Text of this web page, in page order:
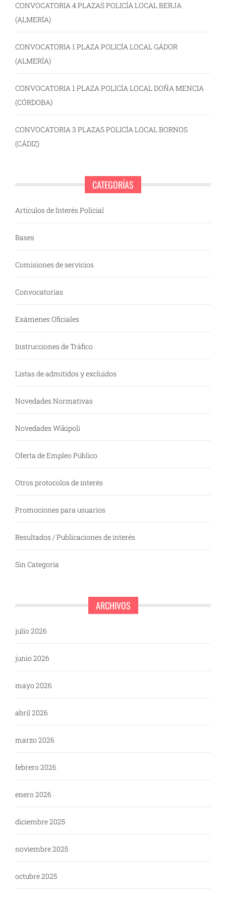
CONVOCATORIA 4 PLAZAS POLICÍA LOCAL BERJA
(ALMERÍA)
CONVOCATORIA 1 PLAZA POLICÍA LOCAL GÁDOR
(ALMERÍA)
CONVOCATORIA 1 PLAZA POLICÍA LOCAL DOÑA MENCIA
(CÓRDOBA)
CONVOCATORIA 3 PLAZAS POLICÍA LOCAL BORNOS
(CÁDIZ)
CATEGORÍAS
Artículos de Interés Policial
Bases
Comisiones de servicios
Convocatorias
Exámenes Oficiales
Instrucciones de Tráfico
Listas de admitidos y excluidos
Novedades Normativas
Novedades Wikipoli
Oferta de Empleo Público
Otros protocolos de interés
Promociones para usuarios
Resultados / Publicaciones de interés
Sin Categoría
ARCHIVOS
julio 2026
junio 2026
mayo 2026
abril 2026
marzo 2026
febrero 2026
enero 2026
diciembre 2025
noviembre 2025
octubre 2025